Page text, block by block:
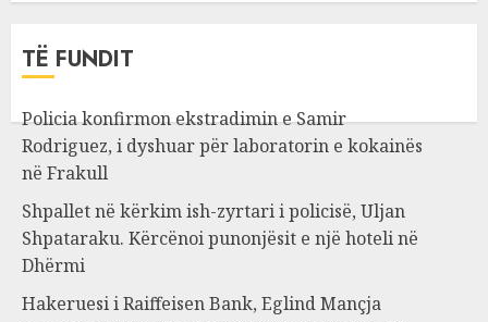
TË FUNDIT
Policia konfirmon ekstradimin e Samir
Rodriguez, i dyshuar për laboratorin e kokainës
në Frakull
Shpallet në kërkim ish-zyrtari i policisë, Uljan
Shpataraku. Kërcënoi punonjësit e një hoteli në
Dhërmi
Hakeruesi i Raiffeisen Bank, Eglind Mançja